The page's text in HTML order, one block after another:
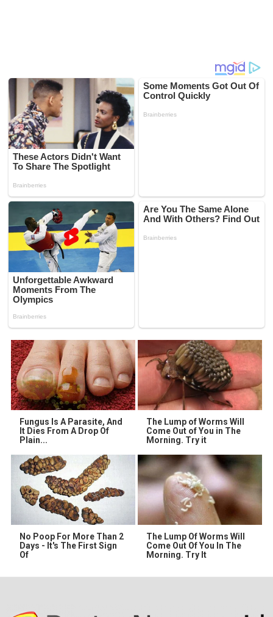
Fungus Is A Parasite, And
It Dies From A Drop Of
Plain...
The Lump of Worms Will
Come Out of You in The
Morning. Try it
No Poop For More Than 2
Days - It's The First Sign
Of
The Lump Of Worms Will
Come Out Of You In The
Morning. Try It